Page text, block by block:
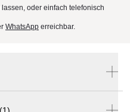
oder einfach telefonisch
WhatsApp erreichbar.